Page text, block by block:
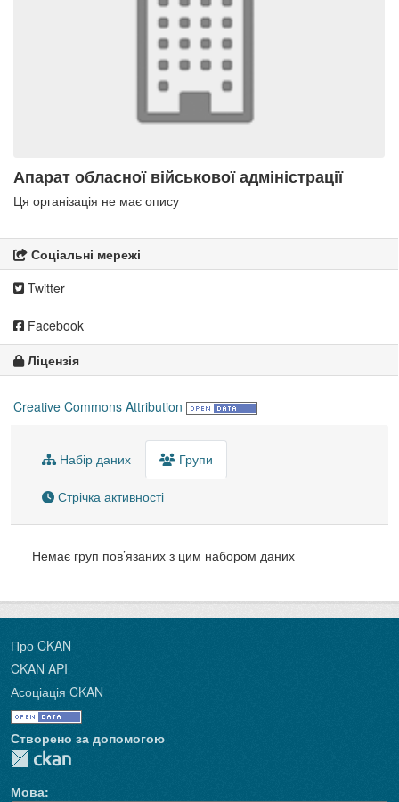
Апарат обласної військової адміністрації
Ця організація не має опису
Соціальні мережі
Twitter
Facebook
Ліцензія
Creative Commons Attribution
Набір даних Групи
Стрічка активності
Немає груп пов’язаних з цим набором даних
Про CKAN
CKAN API
Асоціація CKAN
Створено за допомогою
Мова